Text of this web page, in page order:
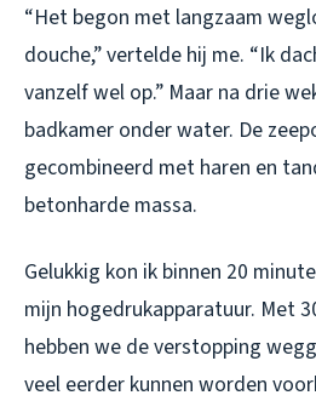
“Het begon met langzaam
douche,” vertelde hij me. “Ik
vanzelf wel op.” Maar na drie
badkamer onder water. De
gecombineerd met haren en
betonharde massa.
Gelukkig kon ik binnen 20
mijn hogedrukapparatuur. Met
hebben we de verstopping
veel eerder kunnen worden